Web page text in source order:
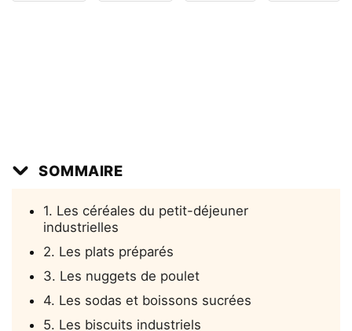
SOMMAIRE
1. Les céréales du petit-déjeuner
industrielles
2. Les plats préparés
3. Les nuggets de poulet
4. Les sodas et boissons sucrées
5. Les biscuits industriels